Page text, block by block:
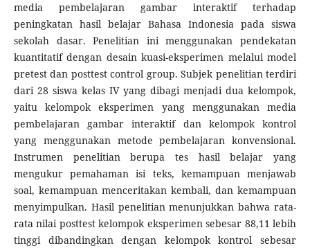
media pembelajaran gambar interaktif terhadap
peningkatan hasil belajar Bahasa Indonesia pada siswa
sekolah dasar. Penelitian ini menggunakan pendekatan
kuantitatif dengan desain kuasi-eksperimen melalui model
pretest dan posttest control group. Subjek penelitian terdiri
dari 28 siswa kelas IV yang dibagi menjadi dua kelompok,
yaitu kelompok eksperimen yang menggunakan media
pembelajaran gambar interaktif dan kelompok kontrol
yang menggunakan metode pembelajaran konvensional.
Instrumen penelitian berupa tes hasil belajar yang
mengukur pemahaman isi teks, kemampuan menjawab
soal, kemampuan menceritakan kembali, dan kemampuan
menyimpulkan. Hasil penelitian menunjukkan bahwa rata-
rata nilai posttest kelompok eksperimen sebesar 88,11 lebih
tinggi dibandingkan dengan kelompok kontrol sebesar